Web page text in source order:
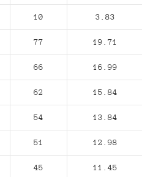
10 3.83
77 19.71
66 16.99
62 15.84
54 13.84
51 12.98
45 11.45